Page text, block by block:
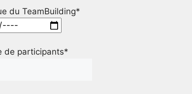
du TeamBuilding*
de participants*